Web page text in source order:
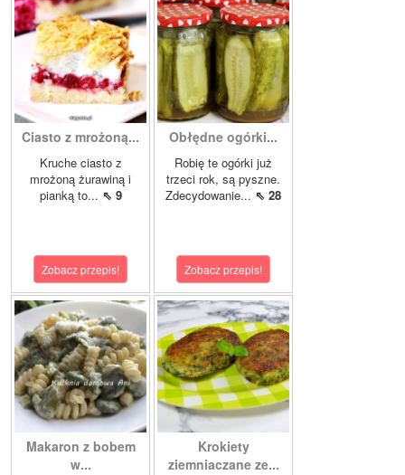
Ciasto z mrożoną...
Kruche ciasto z
mrożoną żurawiną i
pianką to... ⇖ 9
Zobacz przepis!
Obłędne ogórki...
Robię te ogórki już
trzeci rok, są pyszne.
Zdecydowanie... ⇖ 28
Zobacz przepis!
Makaron z bobem
w...
Krokiety
ziemniaczane ze...